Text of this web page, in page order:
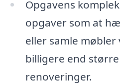
Opgavens
opgaver som at
eller samle
billigere end
renoveringer.